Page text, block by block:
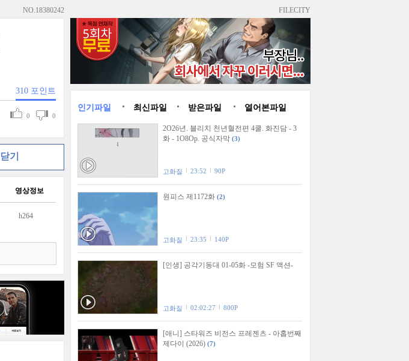
NO.18380242
310 포인트
0 0
닫기
영상정보
h264
FILECITY
인기파일 최신파일 받은파일 열어본파일
2O26년. 블리치 천년혈전편 4쿨. 화진담 - 3
화 - 1O8Op. 공식자막 (3)
고화질 23:52 90P
원피스 제1172화 (2)
고화질 23:35 140P
[인생] 공각기동대 01-05화 -모험 SF 액션-
고화질 02:02:27 800P
[애니] 스타워즈 비전스 프레젠츠 - 아홉번째
제다이 (2026) (7)